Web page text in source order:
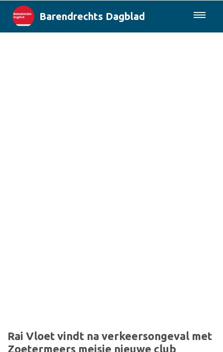
Barendrechts Dagblad
Rai Vloet vindt na verkeersongeval met
Zoetermeers meisje nieuwe club